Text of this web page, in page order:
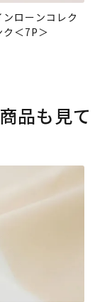
ローンコレク
ク＜7P＞
品も見て